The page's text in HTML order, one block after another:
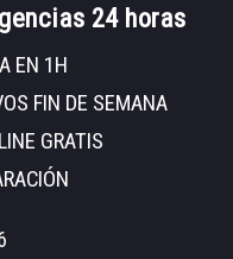
24 horas
EN 1H
FIN DE SEMANA
GRATIS